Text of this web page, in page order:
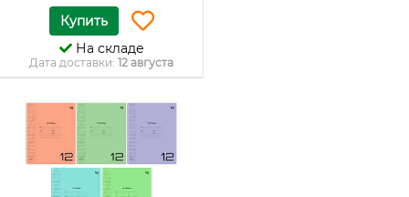
Купить
На складе
Дата доставки: 12 августа